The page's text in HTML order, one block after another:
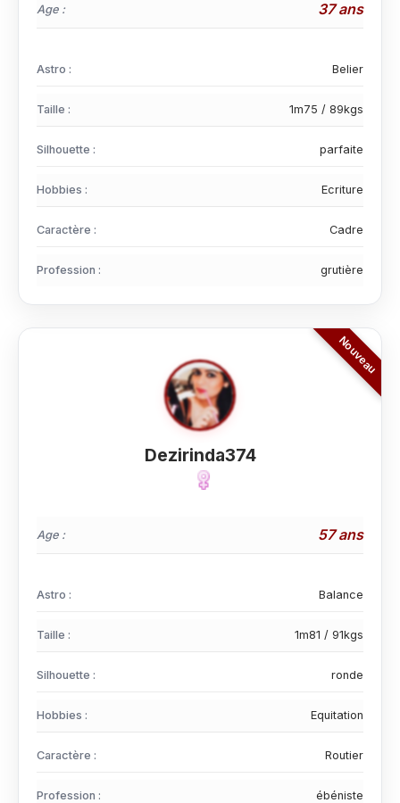
Age : 37 ans
Astro : Belier
Taille : 1m75 / 89kgs
Silhouette : parfaite
Hobbies : Ecriture
Caractère : Cadre
Profession : grutière
Dezirinda374
Age : 57 ans
Astro : Balance
Taille : 1m81 / 91kgs
Silhouette : ronde
Hobbies : Equitation
Caractère : Routier
Profession : ébéniste